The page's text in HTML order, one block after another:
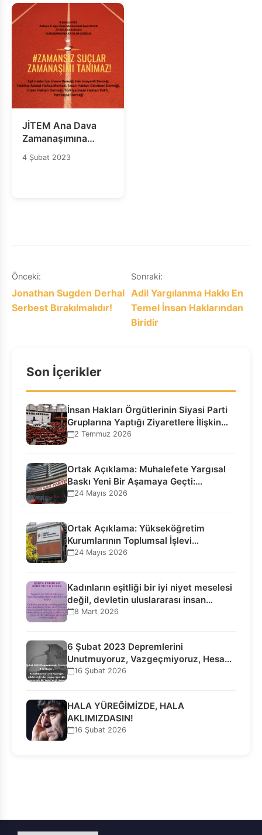
JİTEM Ana Dava
Zamanaşımına
Sürüklenmesin!
4 Şubat 2023
Yazı
gezinmesi
Önceki:
Jonathan Sugden Derhal
Serbest Bırakılmalıdır!
Sonraki:
Adil Yargılanma Hakkı En
Temel İnsan Haklarından
Biridir
Son İçerikler
İnsan Hakları Örgütlerinin Siyasi Parti
Gruplarına Yaptığı Ziyaretlere İlişkin
Bilgilendirme…
2 Temmuz 2026
Ortak Açıklama: Muhalefete Yargısal
Baskı Yeni Bir Aşamaya Geçti:
Seçilmiş…
24 Mayıs 2026
Ortak Açıklama: Yükseköğretim
Kurumlarının Toplumsal İşlevi
Kurucularının Ticari Akıbetine
24 Mayıs 2026
Kadınların eşitliği bir iyi niyet meselesi
değil, devletin uluslararası insan…
8 Mart 2026
6 Şubat 2023 Depremlerini
Unutmuyoruz, Vazgeçmiyoruz, Hesap
Sorulmasını İstiyoruz!
16 Şubat 2026
HALA YÜREĞİMİZDE, HALA
AKLIMIZDASIN!
16 Şubat 2026